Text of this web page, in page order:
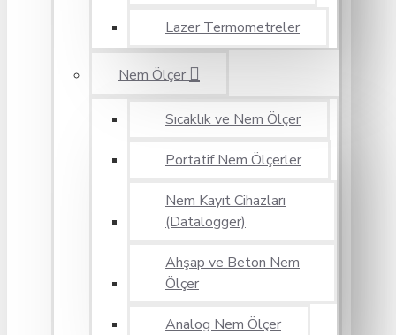
Lazer Termometreler
Nem Ölçer
Sıcaklık ve Nem Ölçer
Portatif Nem Ölçerler
Nem Kayıt Cihazları
(Datalogger)
Ahşap ve Beton Nem
Ölçer
Analog Nem Ölçer